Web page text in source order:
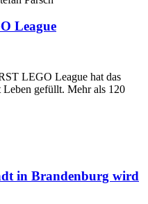
League
LEGO League hat das
gefüllt. Mehr als 120
in Brandenburg wird